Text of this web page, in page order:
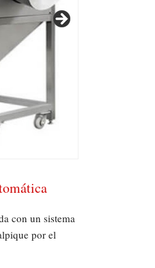
con un sistema
por el